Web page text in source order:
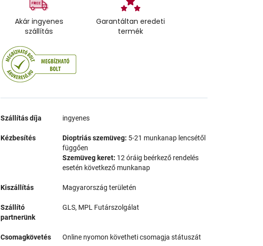
Akár ingyenes
szállítás
Garantáltan eredeti
termék
Szállítás díja ingyenes
Kézbesítés Dioptriás szemüveg: 5-21 munkanap lencsétől
függően
Szemüveg keret: 12 óráig beérkező rendelés
esetén következő munkanap
Kiszállítás Magyarország területén
Szállító
partnerünk
GLS, MPL Futárszolgálat
Csomagkövetés Online nyomon követheti csomagja státuszát